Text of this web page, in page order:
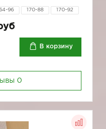
96 170-88 170-92
В корзину
0